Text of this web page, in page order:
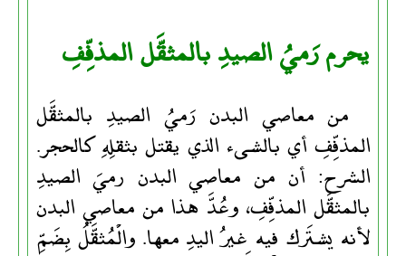
يحرم رَميُ الصيدِ بالمثقَّل المذفِّفِ
من معاصي البدن رَميُ الصيدِ بالمثقَّل
المذفِّفِ أي بالشىء الذي يقتل بثقلِهِ كالحجر.
الشرح: أن من معاصي البدن رميَ الصيدِ
بالمثقَّل المذفِّفِ، وعُدَّ هذا من معاصي البدن
لأنه يشتَرك فيه غيرُ اليدِ معها. والْمُثقَّلُ بِضَمِّ